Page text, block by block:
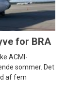
for BRA
ACMI-
sommer. Det
af fem